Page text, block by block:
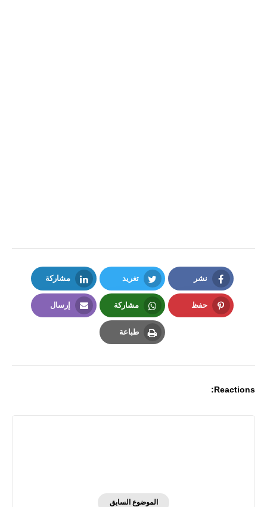
نشر
Facebook
تغريد
Twitter
مشاركة
LinkedIn
حفظ مشاركة
Whatsapp
إرسال
طباعة
Reactions:
الموضوع السابق